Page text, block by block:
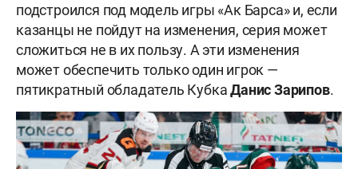
подстроился под модель игры «Ак Барса» и, если
казанцы не пойдут на изменения, серия может
сложиться не в их пользу. А эти изменения
может обеспечить только один игрок —
пятикратный обладатель КубкаДанисЗарипов.